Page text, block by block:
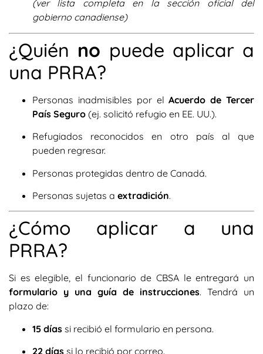
(ver lista completa en la sección oficial del
gobierno canadiense)
¿Quién no puede aplicar a
una PRRA?
Personas inadmisibles por elAcuerdo de Tercer
País Seguro (ej. solicitó refugio en EE. UU.).
Refugiados reconocidos en otro país al que
pueden regresar.
Personas protegidas dentro de Canadá.
Personas sujetas a extradición.
¿Cómo aplicar a una
PRRA?
Si es elegible, el funcionario de CBSA le entregará un
formulario y una guía de instrucciones. Tendrá un
plazo de:
15 días si recibió el formulario en persona.
22 días si lo recibió por correo.